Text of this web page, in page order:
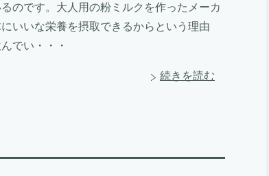
のです。大人用の粉ミルクを作ったメーカ
いいな栄養を摂取できるからという理由
でい・・・
続きを読む